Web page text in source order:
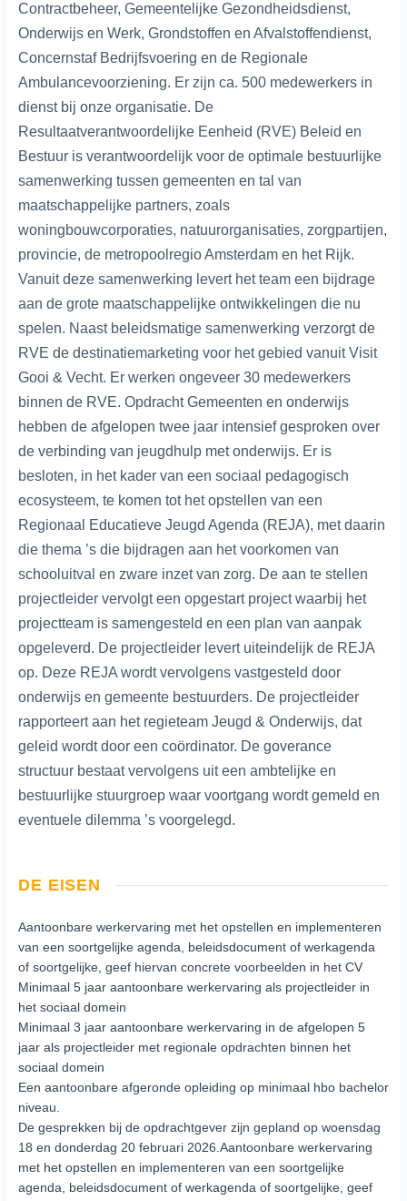
Contractbeheer, Gemeentelijke Gezondheidsdienst,
Onderwijs en Werk, Grondstoffen en Afvalstoffendienst,
Concernstaf Bedrijfsvoering en de Regionale
Ambulancevoorziening. Er zijn ca. 500 medewerkers in
dienst bij onze organisatie. De
Resultaatverantwoordelijke Eenheid (RVE) Beleid en
Bestuur is verantwoordelijk voor de optimale bestuurlijke
samenwerking tussen gemeenten en tal van
maatschappelijke partners, zoals
woningbouwcorporaties, natuurorganisaties, zorgpartijen,
provincie, de metropoolregio Amsterdam en het Rijk.
Vanuit deze samenwerking levert het team een bijdrage
aan de grote maatschappelijke ontwikkelingen die nu
spelen. Naast beleidsmatige samenwerking verzorgt de
RVE de destinatiemarketing voor het gebied vanuit Visit
Gooi & Vecht. Er werken ongeveer 30 medewerkers
binnen de RVE. Opdracht Gemeenten en onderwijs
hebben de afgelopen twee jaar intensief gesproken over
de verbinding van jeugdhulp met onderwijs. Er is
besloten, in het kader van een sociaal pedagogisch
ecosysteem, te komen tot het opstellen van een
Regionaal Educatieve Jeugd Agenda (REJA), met daarin
die thema ’s die bijdragen aan het voorkomen van
schooluitval en zware inzet van zorg. De aan te stellen
projectleider vervolgt een opgestart project waarbij het
projectteam is samengesteld en een plan van aanpak
opgeleverd. De projectleider levert uiteindelijk de REJA
op. Deze REJA wordt vervolgens vastgesteld door
onderwijs en gemeente bestuurders. De projectleider
rapporteert aan het regieteam Jeugd & Onderwijs, dat
geleid wordt door een coördinator. De goverance
structuur bestaat vervolgens uit een ambtelijke en
bestuurlijke stuurgroep waar voortgang wordt gemeld en
eventuele dilemma ’s voorgelegd.
DE EISEN
Aantoonbare werkervaring met het opstellen en implementeren
van een soortgelijke agenda, beleidsdocument of werkagenda
of soortgelijke, geef hiervan concrete voorbeelden in het CV
Minimaal 5 jaar aantoonbare werkervaring als projectleider in
het sociaal domein
Minimaal 3 jaar aantoonbare werkervaring in de afgelopen 5
jaar als projectleider met regionale opdrachten binnen het
sociaal domein
Een aantoonbare afgeronde opleiding op minimaal hbo bachelor
niveau.
De gesprekken bij de opdrachtgever zijn gepland op woensdag
18 en donderdag 20 februari 2026.Aantoonbare werkervaring
met het opstellen en implementeren van een soortgelijke
agenda, beleidsdocument of werkagenda of soortgelijke, geef